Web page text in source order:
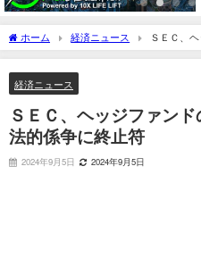
ホーム 経済ニュース
ＳＥＣ、
係争に終止符
経済ニュース
ＳＥＣ、ヘッジファン
法的係争に終止符
2024年9月5日 2024年9月5日